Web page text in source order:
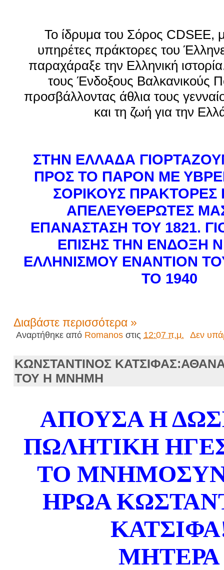
Το ίδρυμα του Σόρος CDSEE,
υπηρέτες πράκτορες του
παραχάραξε την Ελληνική
τους Ένδοξους Βαλκανικούς
προσβάλλοντας άθλια τους
και τη ζωή για την
ΣΤΗΝ ΕΛΛΑΔΑ
ΠΡΟΣ ΤΟ ΠΑΡΟΝ ΜΕ
ΣΟΡΙΚΟΥΣ ΠΡΑΚΤΟΡΕΣ
ΑΠΕΛΕΥΘΕΡΩΤΕΣ
ΕΠΑΝΑΣΤΑΣΗ ΤΟΥ 1821.
ΕΠΙΣΗΣ ΤΗΝ ΕΝΔΟΞΗ
ΕΛΛΗΝΙΣΜΟΥ ΕΝΑΝΤΙΟΝ
ΤΟ 1940
Διαβάστε περισσότερα »
Αναρτήθηκε από Romanos στις 12:07 π.μ. Δεν
ΚΩΝΣΤΑΝΤΙΝΟΣ
ΤΟΥ Η ΜΝΗΜΗ
ΑΠΟΥΣΑ Η
ΠΩΛΗΤΙΚΗ
ΤΟ
ΗΡΩΑ
ΜΗΤΕΡΑ